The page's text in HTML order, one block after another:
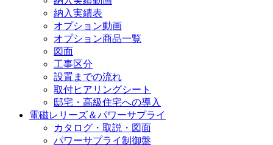
納入実績表
オプション動画
オプション商品一覧
図面
工事区分
設置までの流れ
取付ヒアリングシート
邸宅・高級住宅への導入
電磁レリーズ＆パワーサプライ
カタログ・取説・図面
パワーサプライ制御盤